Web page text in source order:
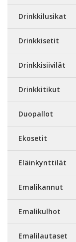
Drinkkilusikat
Drinkkisetit
Drinkkisiivilät
Drinkkitikut
Duopallot
Ekosetit
Eläinkynttilät
Emalikannut
Emalikulhot
Emalilautaset